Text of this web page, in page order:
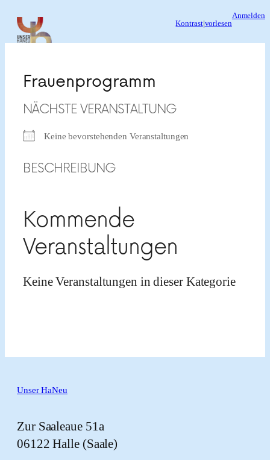
Inhalt
springen
Kontrast| vorlesen
Anmelden
Frauenprogramm
NÄCHSTE VERANSTALTUNG
Keine bevorstehenden Veranstaltungen
BESCHREIBUNG
Kommende
Veranstaltungen
Keine Veranstaltungen in dieser Kategorie
Unser HaNeu
Zur Saaleaue 51a
06122 Halle (Saale)